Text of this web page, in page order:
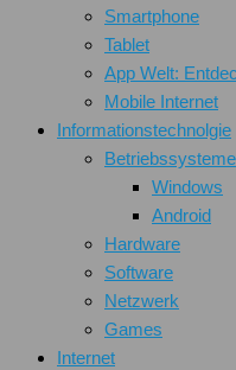
Smartphone
Tablet
App Welt:
Mobile Internet
Informationstechnolgie
Betriebssysteme
Windows
Android
Hardware
Software
Netzwerk
Games
Internet